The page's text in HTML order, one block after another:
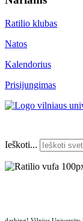
Ratilio klubas
Natos
Kalendorius
Prisijungimas
Ieškoti...